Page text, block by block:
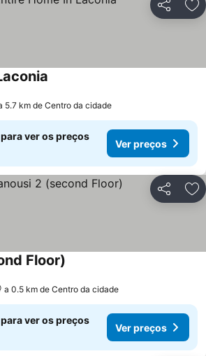
Partilhar
5.7 km de Centro da cidade
ver os preços
Ver preços
Partilhar
Floor)
a 0.5 km de Centro da cidade
ver os preços
Ver preços